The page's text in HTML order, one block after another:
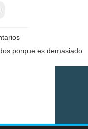
porque es demasiado